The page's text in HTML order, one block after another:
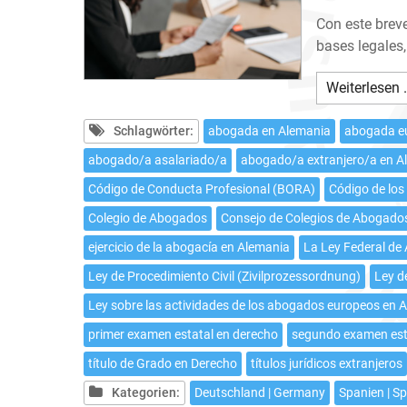
Con este
bases
Weiterlesen
Schlagwörter: abogada en Alemania abogada
abogado/a asalariado/a
abogado/a extranjero/a en
Código de Conducta Profesional (BORA)
Código de
Colegio de Abogados
Consejo de Colegios de
ejercicio de la abogacía en Alemania
La Ley Federal
Ley de Procedimiento Civil (Zivilprozessordnung)
Ley
Ley sobre las actividades de los abogados europeos en
primer examen estatal en derecho
segundo examen
título de Grado en Derecho
títulos jurídicos extranjeros
Kategorien:
Deutschland | Germany Spanien |